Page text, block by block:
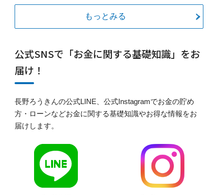
もっとみる
公式SNSで「お金に関する基礎知識」をお
届け！
長野ろうきんの公式LINE、公式Instagramでお金の貯め
方・ローンなどお金に関する基礎知識やお得な情報をお
届けします。